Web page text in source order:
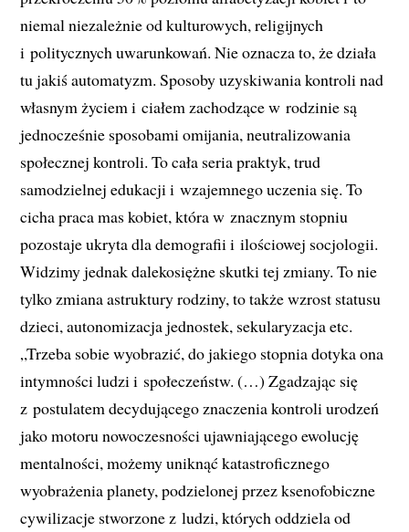
niemal niezależnie od kulturowych, religijnych
i politycznych uwarunkowań. Nie oznacza to, że działa
tu jakiś automatyzm. Sposoby uzyskiwania kontroli nad
własnym życiem i ciałem zachodzące w rodzinie są
jednocześnie sposobami omijania, neutralizowania
społecznej kontroli. To cała seria praktyk, trud
samodzielnej edukacji i wzajemnego uczenia się. To
cicha praca mas kobiet, która w znacznym stopniu
pozostaje ukryta dla demografii i ilościowej socjologii.
Widzimy jednak dalekosiężne skutki tej zmiany. To nie
tylko zmiana astruktury rodziny, to także wzrost statusu
dzieci, autonomizacja jednostek, sekularyzacja etc.
„Trzeba sobie wyobrazić, do jakiego stopnia dotyka ona
intymności ludzi i społeczeństw. (…) Zgadzając się
z postulatem decydującego znaczenia kontroli urodzeń
jako motoru nowoczesności ujawniającego ewolucję
mentalności, możemy uniknąć katastroficznego
wyobrażenia planety, podzielonej przez ksenofobiczne
cywilizacje stworzone z ludzi, których oddziela od